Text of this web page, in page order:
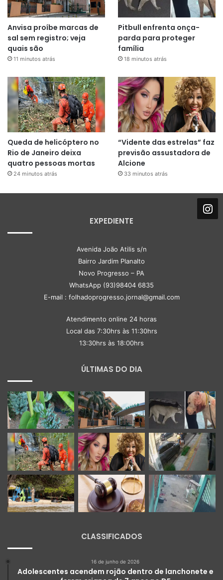
Anvisa proíbe marcas de
sal sem registro; veja
quais são
11 minutos atrás
Pitbull enfrenta onça-
parda para proteger
família
18 minutos atrás
Queda de helicóptero no
Rio de Janeiro deixa
quatro pessoas mortas
24 minutos atrás
“Vidente das estrelas” faz
previsão assustadora de
Alcione
33 minutos atrás
EXPEDIENTE
Avenida João Atilis s/n
Bairro Jardim Planalto
Novo Progresso – PA
WhatsApp (93)98404 6835
E-mail : folhadoprogresso.jornal@gmail.com
Atendimento online 24 horas
Local das 7:30hrs às 11:30hrs
13:30hrs às 18:00hrs
ÚLTIMAS DO DIA
CLASSIFICADOS
16 de junho de 2026
Adolescentes acendem rojão dentro de lanchonete e